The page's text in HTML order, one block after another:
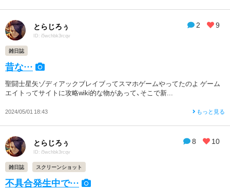
2 9
とらじろぅ
ID: i5wchbk3rcqv
雑日誌
昔な…
聖闘士星矢ゾディアックブレイブってスマホゲームやってたのよ ゲーム
エイトってサイトに攻略wiki的な物があって、そこで新...
2024/05/01 18:43 もっと見る
8 10
とらじろぅ
ID: i5wchbk3rcqv
雑日誌 スクリーンショット
不具合発生中で…